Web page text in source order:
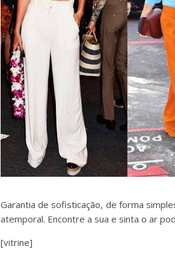
Garantia de sofisticação, de forma
atemporal. Encontre a sua e sinta o ar
[vitrine]